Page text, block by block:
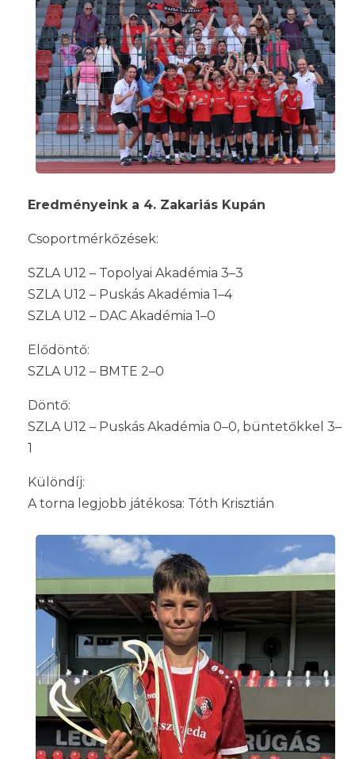
Eredményeink a 4. Zakariás Kupán
Csoportmérkőzések:
SZLA U12 – Topolyai Akadémia 3–3
SZLA U12 – Puskás Akadémia 1–4
SZLA U12 – DAC Akadémia 1–0
Elődöntő:
SZLA U12 – BMTE 2–0
Döntő:
SZLA U12 – Puskás Akadémia 0–0, büntetőkkel 3–
1
Különdíj:
A torna legjobb játékosa: Tóth Krisztián